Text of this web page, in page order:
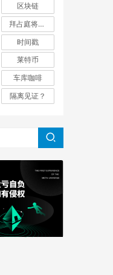
区块链
拜占庭将军问题
时间戳
莱特币
车库咖啡
隔离见证？